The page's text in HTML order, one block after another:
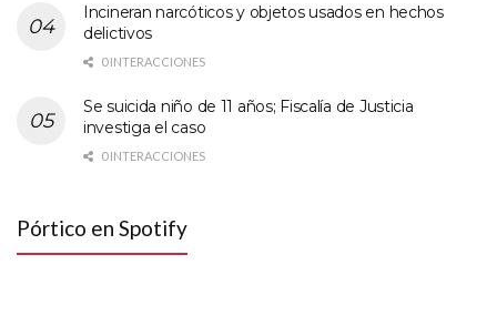
Incineran narcóticos y objetos usados en hechos
delictivos
0 INTERACCIONES
Se suicida niño de 11 años; Fiscalía de Justicia
investiga el caso
0 INTERACCIONES
Pórtico en Spotify